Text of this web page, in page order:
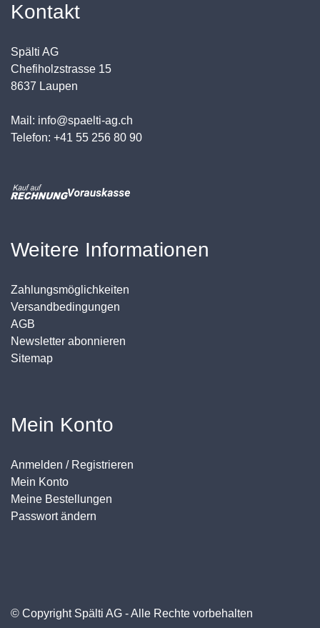
Kontakt
Spälti AG
Chefiholzstrasse 15
8637 Laupen
Mail: info@spaelti-ag.ch
Telefon: +41 55 256 80 90
Weitere Informationen
Zahlungsmöglichkeiten
Versandbedingungen
AGB
Newsletter abonnieren
Sitemap
Mein Konto
Anmelden / Registrieren
Mein Konto
Meine Bestellungen
Passwort ändern
© Copyright Spälti AG - Alle Rechte vorbehalten